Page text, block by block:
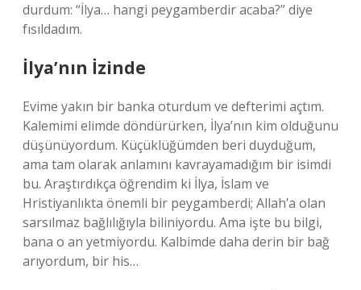
durdum: “İlya… hangi peygamberdir acaba?” diye
fısıldadım.
İlya’nın İzinde
Evime yakın bir banka oturdum ve defterimi açtım.
Kalemimi elimde döndürürken, İlya’nın kim olduğunu
düşünüyordum. Küçüklüğümden beri duyduğum,
ama tam olarak anlamını kavrayamadığım bir isimdi
bu. Araştırdıkça öğrendim ki İlya, İslam ve
Hristiyanlıkta önemli bir peygamberdi; Allah’a olan
sarsılmaz bağlılığıyla biliniyordu. Ama işte bu bilgi,
bana o an yetmiyordu. Kalbimde daha derin bir bağ
arıyordum, bir his…